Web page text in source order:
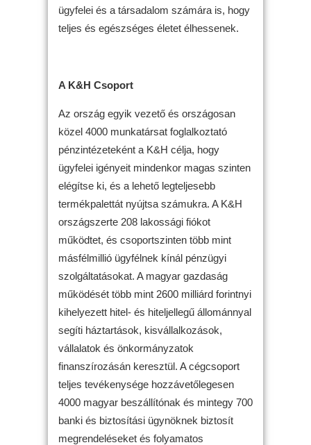
ügyfelei és a társadalom számára is, hogy
teljes és egészséges életet élhessenek.
A K&H Csoport
Az ország egyik vezető és országosan
közel 4000 munkatársat foglalkoztató
pénzintézeteként a K&H célja, hogy
ügyfelei igényeit mindenkor magas szinten
elégítse ki, és a lehető legteljesebb
termékpalettát nyújtsa számukra. A K&H
országszerte 208 lakossági fiókot
működtet, és csoportszinten több mint
másfélmillió ügyfélnek kínál pénzügyi
szolgáltatásokat. A magyar gazdaság
működését több mint 2600 milliárd forintnyi
kihelyezett hitel- és hiteljellegű állománnyal
segíti háztartások, kisvállalkozások,
vállalatok és önkormányzatok
finanszírozásán keresztül. A cégcsoport
teljes tevékenysége hozzávetőlegesen
4000 magyar beszállítónak és mintegy 700
banki és biztosítási ügynöknek biztosít
megrendeléseket és folyamatos